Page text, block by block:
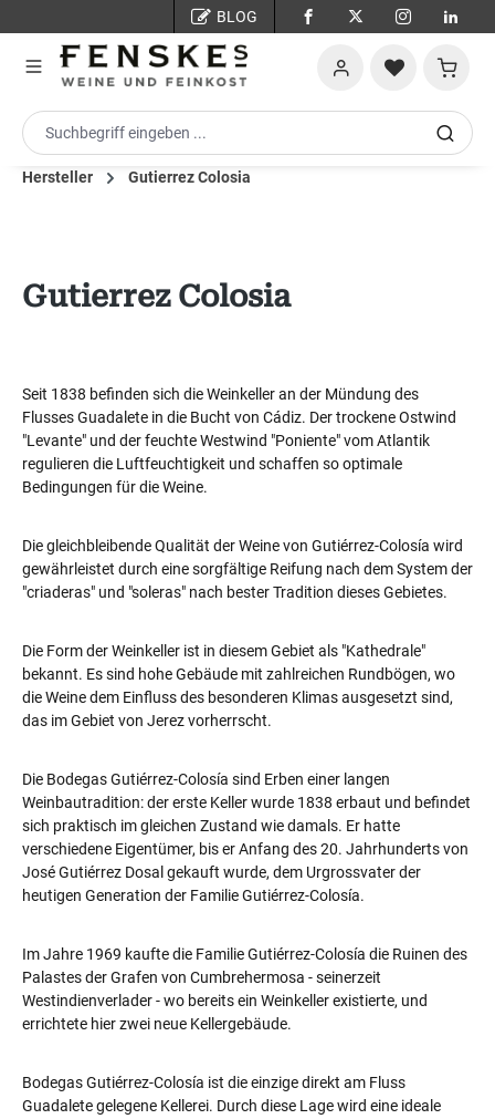
BLOG
Hersteller Gutierrez Colosia
Gutierrez Colosia
Seit 1838 befinden sich die Weinkeller an der Mündung des
Flusses Guadalete in die Bucht von Cádiz. Der trockene Ostwind
"Levante" und der feuchte Westwind "Poniente" vom Atlantik
regulieren die Luftfeuchtigkeit und schaffen so optimale
Bedingungen für die Weine.
Die gleichbleibende Qualität der Weine von Gutiérrez-Colosía wird
gewährleistet durch eine sorgfältige Reifung nach dem System der
"criaderas" und "soleras" nach bester Tradition dieses Gebietes.
Die Form der Weinkeller ist in diesem Gebiet als "Kathedrale"
bekannt. Es sind hohe Gebäude mit zahlreichen Rundbögen, wo
die Weine dem Einfluss des besonderen Klimas ausgesetzt sind,
das im Gebiet von Jerez vorherrscht.
Die Bodegas Gutiérrez-Colosía sind Erben einer langen
Weinbautradition: der erste Keller wurde 1838 erbaut und befindet
sich praktisch im gleichen Zustand wie damals. Er hatte
verschiedene Eigentümer, bis er Anfang des 20. Jahrhunderts von
José Gutiérrez Dosal gekauft wurde, dem Urgrossvater der
heutigen Generation der Familie Gutiérrez-Colosía.
Im Jahre 1969 kaufte die Familie Gutiérrez-Colosía die Ruinen des
Palastes der Grafen von Cumbrehermosa - seinerzeit
Westindienverlader - wo bereits ein Weinkeller existierte, und
errichtete hier zwei neue Kellergebäude.
Bodegas Gutiérrez-Colosía ist die einzige direkt am Fluss
Guadalete gelegene Kellerei. Durch diese Lage wird eine ideale